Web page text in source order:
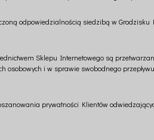
odpowiedzialnością siedzibą w
Sklepu Internetowego są
i w sprawie swobodnego
prywatności Klientów